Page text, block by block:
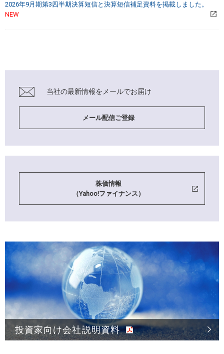
2026年9月期第3四半期決算短信と決算短信補足資料を掲載しました。
メール配信ご登録
当社の最新情報を メールでお届け
株価情報
（Yahoo!ファイナンス）
投資家向け会社説明資料